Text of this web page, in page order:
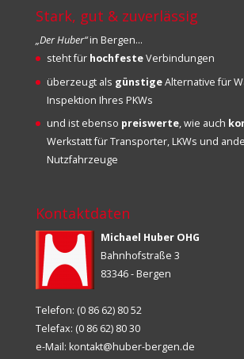
Stark, gut & zuverlässig
„Der Huber“in Bergen…
steht für hochfesteVerbindungen
überzeugt als günstigeAlternative für
Inspektion Ihres PKWs
und ist ebenso preiswerte, wie auch
Werkstatt für Transporter, LKWs und
Nutzfahrzeuge
Kontaktdaten
Michael Huber OHG
Bahnhofstraße 3
83346 - Bergen
Telefon: (0 86 62) 80 52
Telefax: (0 86 62) 80 30
e-Mail: kontakt@huber-bergen.de